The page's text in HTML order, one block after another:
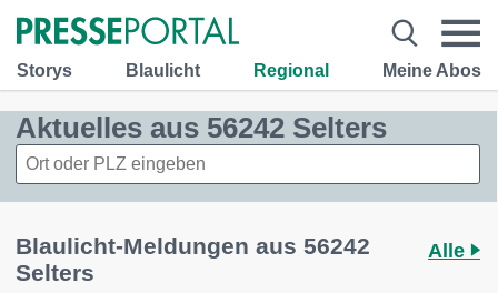
Storys Blaulicht Regional Meine Abos
Aktuelles aus 56242 Selters
Blaulicht-Meldungen aus 56242
Selters
Alle